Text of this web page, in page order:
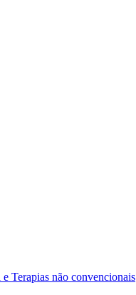
Terapias não convencionais